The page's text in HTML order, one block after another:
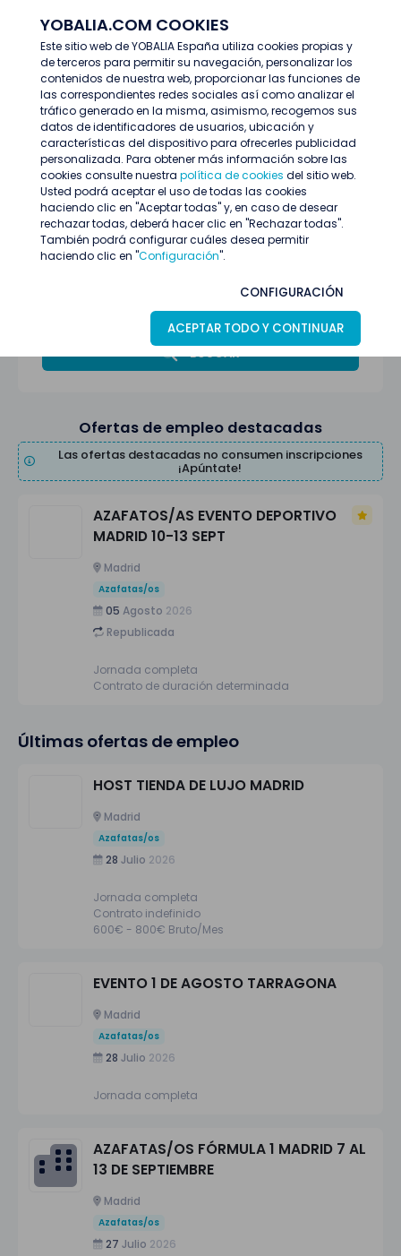
YOBALIA.COM COOKIES
Este sitio web de YOBALIA España utiliza cookies propias y
de terceros para permitir su navegación, personalizar los
contenidos de nuestra web, proporcionar las funciones de
las correspondientes redes sociales así como analizar el
tráfico generado en la misma, asimismo, recogemos sus
datos de identificadores de usuarios, ubicación y
características del dispositivo para ofrecerles publicidad
personalizada. Para obtener más información sobre las
cookies consulte nuestra política de cookies del sitio web.
Usted podrá aceptar el uso de todas las cookies
haciendo clic en "Aceptar todas" y, en caso de desear
rechazar todas, deberá hacer clic en "Rechazar todas".
También podrá configurar cuáles desea permitir
haciendo clic en "Configuración".
CONFIGURACIÓN
ACEPTAR TODO Y CONTINUAR
Últimas ofertas
Madrid
BUSCAR
Ofertas de empleo destacadas
Las ofertas destacadas no consumen inscripciones
¡Apúntate!
AZAFATOS/AS EVENTO DEPORTIVO
MADRID 10-13 SEPT
Madrid
Azafatas/os
05 Agosto 2026
Republicada
Jornada completa
Contrato de duración determinada
Últimas ofertas de empleo
HOST TIENDA DE LUJO MADRID
Madrid
Azafatas/os
28 Julio 2026
Jornada completa
Contrato indefinido
600€ - 800€ Bruto/Mes
EVENTO 1 DE AGOSTO TARRAGONA
Madrid
Azafatas/os
28 Julio 2026
Jornada completa
AZAFATAS/OS FÓRMULA 1 MADRID 7 AL
13 DE SEPTIEMBRE
Madrid
Azafatas/os
27 Julio 2026